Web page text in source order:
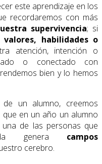
este aprendizaje en los
recordaremos con más
supervivencia; si
valores, habilidades o
atención, intención o
o conectado con
bien y lo hemos
un alumno, creemos
en un año un alumno
de las personas que
genera campos
cerebro.